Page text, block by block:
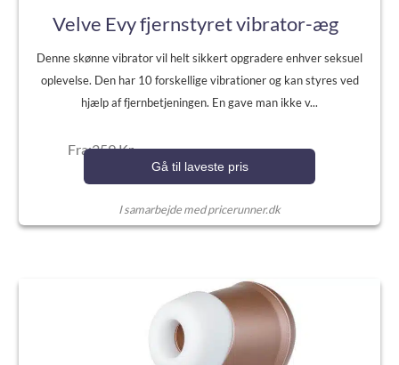
Velve Evy fjernstyret vibrator-æg
Denne skønne vibrator vil helt sikkert opgradere enhver seksuel
oplevelse. Den har 10 forskellige vibrationer og kan styres ved
hjælp af fjernbetjeningen. En gave man ikke v...
Fra:259 Kr.
Gå til laveste pris
I samarbejde med pricerunner.dk